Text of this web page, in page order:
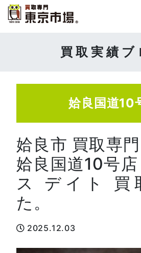
買取実績ブ
姶良国道10
姶良市 買取専
姶良国道10号
ス デイト 買
た。
2025.12.03